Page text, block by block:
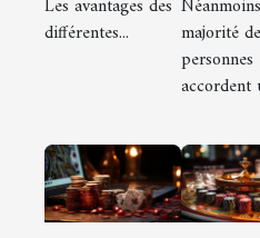
Les avantages des
différentes...
majorité
personnes
accordent